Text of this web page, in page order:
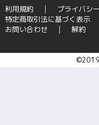
利用規約
プライバシ
特定商取引法に基づく表示
お問い合わせ
解約